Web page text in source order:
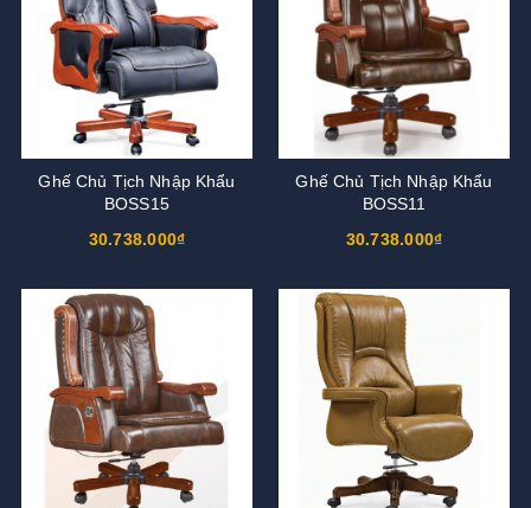
Ghế Chủ Tịch Nhập Khẩu
BOSS15
30.738.000₫
Ghế Chủ Tịch Nhập Khẩu
BOSS11
30.738.000₫